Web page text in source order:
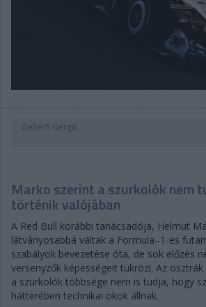
Gellérfi Gergő
Marko szerint a szurkolók nem
történik valójában
A Red Bull korábbi tanácsadója, Helmut
látványosabbá váltak a Formula–1-es
szabályok bevezetése óta, de sok előzés
versenyzők képességeit tükrözi. Az
a szurkolók többsége nem is tudja, hogy
hátterében technikai okok állnak.